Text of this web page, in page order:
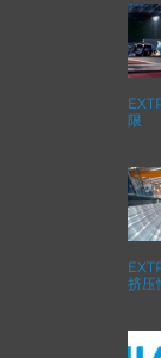
限
挤压